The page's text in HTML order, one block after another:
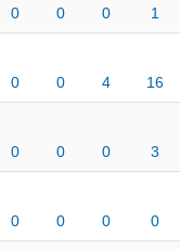
0 0 0 1
0 0 4 16
0 0 0 3
0 0 0 0